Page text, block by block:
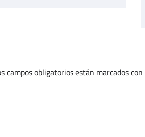
campos obligatorios están marcados con